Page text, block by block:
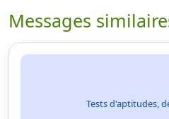
Messages
Tests d'aptitudes,